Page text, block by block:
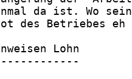
da ist. Wo
des Betriebes eh
Lohn